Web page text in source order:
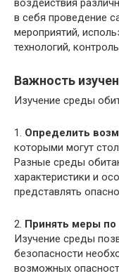
воздействия
в себя проведение
мероприятий,
технологий,
Важность
Изучение среды
1. Определить
которыми могут
Разные среды
характеристики и
представлять
2. Принять меры по
Изучение среды
безопасности
возможных